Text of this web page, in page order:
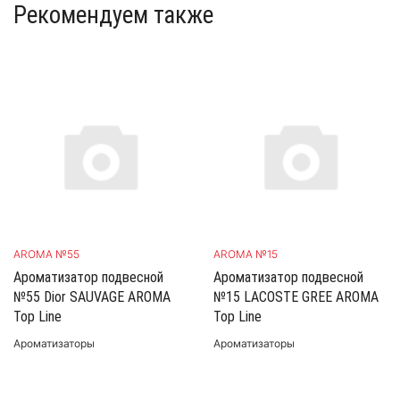
Рекомендуем также
AROMA №55
Ароматизатор подвесной
№55 Dior SAUVAGE AROMA
Top Line
Ароматизаторы
AROMA №15
Ароматизатор подвесной
№15 LACOSTE GREE AROMA
Top Line
Ароматизаторы